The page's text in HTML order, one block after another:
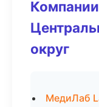
округ
МедиЛаб